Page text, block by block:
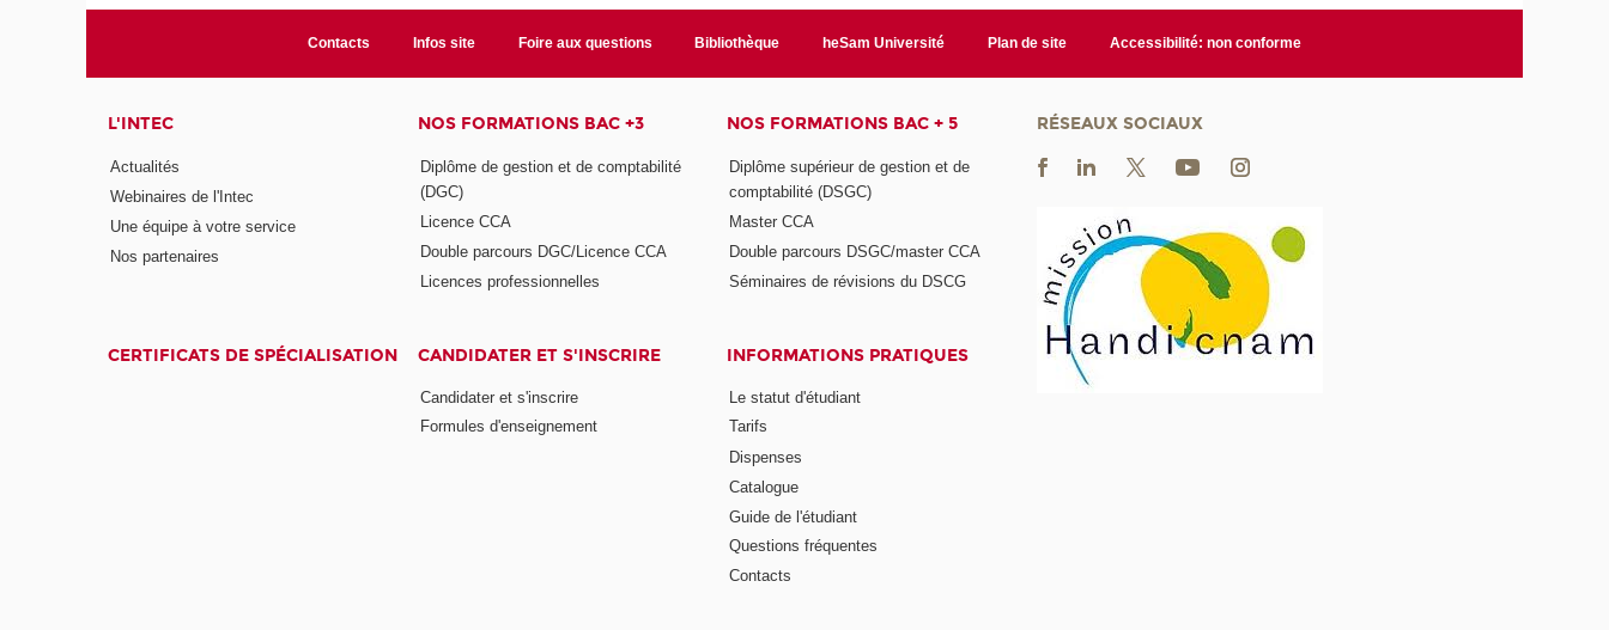
Contacts Infos site Foire aux questions Bibliothèque heSam Université Plan de site Accessibilité: non conforme
L'INTEC
Actualités
Webinaires de l'Intec
Une équipe à votre service
Nos partenaires
NOS FORMATIONS BAC +3
Diplôme de gestion et de comptabilité
(DGC)
Licence CCA
Double parcours DGC/Licence CCA
Licences professionnelles
NOS FORMATIONS BAC + 5
Diplôme supérieur de gestion et de
comptabilité (DSGC)
Master CCA
Double parcours DSGC/master CCA
Séminaires de révisions du DSCG
CERTIFICATS DE SPÉCIALISATION CANDIDATER ET S'INSCRIRE
Candidater et s'inscrire
Formules d'enseignement
INFORMATIONS PRATIQUES
Le statut d'étudiant
Tarifs
Dispenses
Catalogue
Guide de l'étudiant
Questions fréquentes
Contacts
RÉSEAUX SOCIAUX